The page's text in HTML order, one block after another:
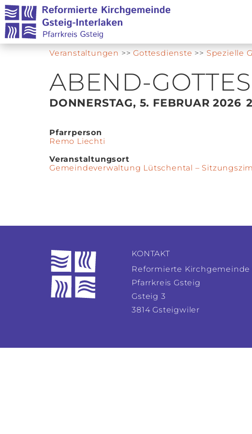
Veranstaltungen >>Gottesdienste >> Spezielle
ABEND-
DONNERSTAG, 5. FEBRUAR 2026
Pfarrperson
Remo Liechti
Veranstaltungsort
Gemeindeverwaltung Lütschental –
KONTAKT
Reformierte
Pfarrkreis Gsteig
Gsteig 3
3814 Gsteigwiler